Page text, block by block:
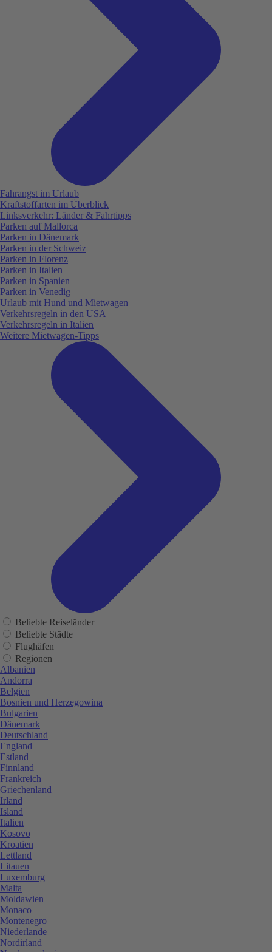
Fahrangst im Urlaub
Kraftstoffarten im Überblick
Linksverkehr: Länder & Fahrtipps
Parken auf Mallorca
Parken in Dänemark
Parken in der Schweiz
Parken in Florenz
Parken in Italien
Parken in Spanien
Parken in Venedig
Urlaub mit Hund und Mietwagen
Verkehrsregeln in den USA
Verkehrsregeln in Italien
Weitere Mietwagen-Tipps
Beliebte Reiseländer
Beliebte Städte
Flughäfen
Regionen
Albanien
Andorra
Belgien
Bosnien und Herzegowina
Bulgarien
Dänemark
Deutschland
England
Estland
Finnland
Frankreich
Griechenland
Irland
Island
Italien
Kosovo
Kroatien
Lettland
Litauen
Luxemburg
Malta
Moldawien
Monaco
Montenegro
Niederlande
Nordirland